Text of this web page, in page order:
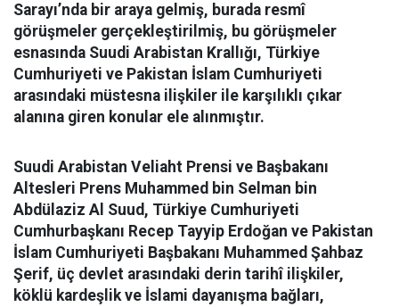
Sarayı’nda bir araya gelmiş, burada resmî
görüşmeler gerçekleştirilmiş, bu görüşmeler
esnasında Suudi Arabistan Krallığı, Türkiye
Cumhuriyeti ve Pakistan İslam Cumhuriyeti
arasındaki müstesna ilişkiler ile karşılıklı çıkar
alanına giren konular ele alınmıştır.
Suudi Arabistan Veliaht Prensi ve Başbakanı
Altesleri Prens Muhammed bin Selman bin
Abdülaziz Al Suud, Türkiye Cumhuriyeti
Cumhurbaşkanı Recep Tayyip Erdoğan ve Pakistan
İslam Cumhuriyeti Başbakanı Muhammed Şahbaz
Şerif, üç devlet arasındaki derin tarihî ilişkiler,
köklü kardeşlik ve İslami dayanışma bağları,